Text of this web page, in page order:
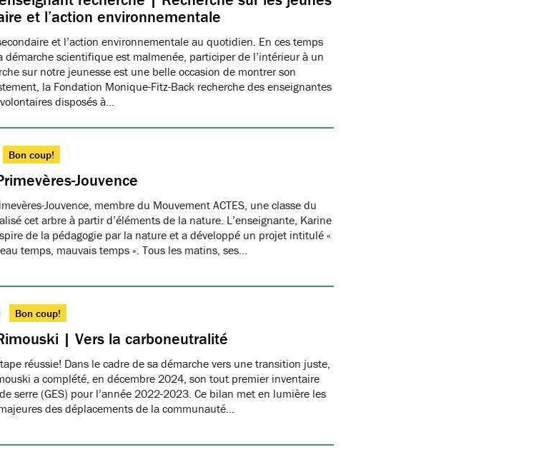
et l’action environnementale
et l’action environnementale au quotidien. En ces temps
démarche scientifique est malmenée, participer de l’intérieur à un
sur notre jeunesse est une belle occasion de montrer son
la Fondation Monique-Fitz-Back recherche des enseignantes
disposés à…
Bon coup!
Jouvence
Jouvence, membre du Mouvement ACTES, une classe du
cet arbre à partir d’éléments de la nature. L’enseignante, Karine
de la pédagogie par la nature et a développé un projet intitulé «
temps, mauvais temps ». Tous les matins, ses…
Bon coup!
| Vers la carboneutralité
réussie! Dans le cadre de sa démarche vers une transition juste,
a complété, en décembre 2024, son tout premier inventaire
serre (GES) pour l’année 2022-2023. Ce bilan met en lumière les
des déplacements de la communauté…